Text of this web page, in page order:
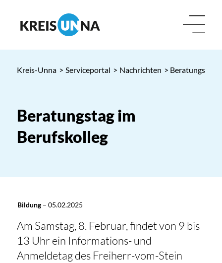
Kreis-Unna > Serviceportal > Nachrichten > Beratungstag
Beratungstag im
Berufskolleg
Bildung– 05.02.2025
Am Samstag, 8. Februar, findet von 9 bis
13 Uhr ein Informations- und
Anmeldetag des Freiherr-vom-Stein